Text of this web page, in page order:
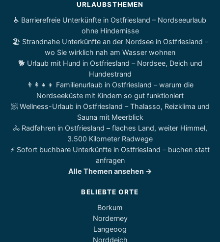
URLAUBSTHEMEN
♿ Barrierefreie Unterkünfte in Ostfriesland – Nordseeurlaub
ohne Hindernisse
🏖️ Strandnahe Unterkünfte an der Nordsee in Ostfriesland –
wo Sie wirklich nah am Wasser wohnen
🐕 Urlaub mit Hund in Ostfriesland – Nordsee, Deich und
Hundestrand
👨‍👩‍👧‍👦 Familienurlaub in Ostfriesland – warum die
Nordseeküste mit Kindern so gut funktioniert
🧖 Wellness-Urlaub in Ostfriesland – Thalasso, Reizklima und
Sauna mit Meerblick
🚴 Radfahren in Ostfriesland – flaches Land, weiter Himmel,
3.500 Kilometer Radwege
⚡ Sofort buchbare Unterkünfte in Ostfriesland – buchen statt
anfragen
Alle Themen ansehen →
BELIEBTE ORTE
Borkum
Norderney
Langeoog
Norddeich